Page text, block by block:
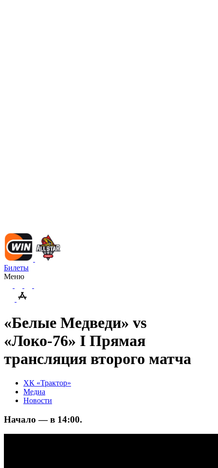
Билеты
Меню
«Белые Медведи» vs
«Локо-76» I Прямая
трансляция второго матча
ХК «Трактор»
Медиа
Новости
Начало — в 14:00.